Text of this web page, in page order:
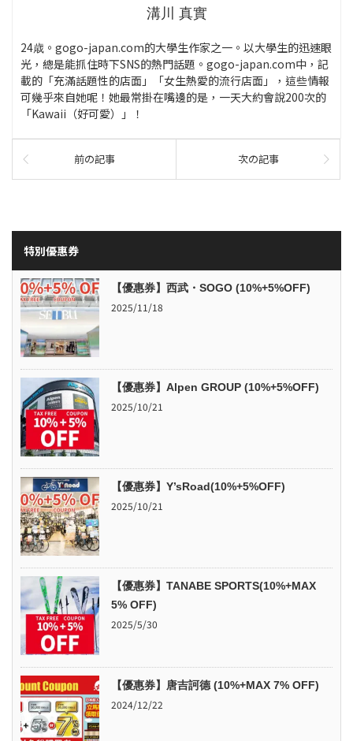
溝川 真實
24歳。gogo-japan.com的大學生作家之一。以大學生的迅速眼
光，總是能抓住時下SNS的熱門話題。gogo-japan.com中，記
載的「充滿話題性的店面」「女生熱愛的流行店面」，這些情報
可幾乎來自她呢！她最常掛在嘴邊的是，一天大約會說200次的
「Kawaii（好可愛）」！
前の記事 次の記事
特別優惠券
【優惠券】西武・SOGO (10%+5%OFF)
2025/11/18
【優惠券】Alpen GROUP (10%+5%OFF)
2025/10/21
【優惠券】Y’sRoad(10%+5%OFF)
2025/10/21
【優惠券】TANABE SPORTS(10%+MAX
5% OFF)
2025/5/30
【優惠券】唐吉訶德 (10%+MAX 7% OFF)
2024/12/22